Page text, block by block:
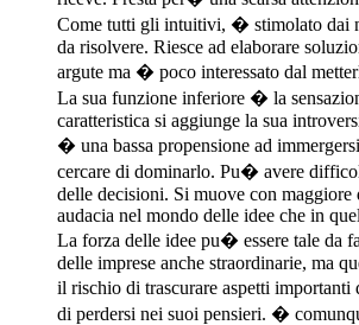
Come tutti gli intuitivi, � stimolato dai
da risolvere. Riesce ad elaborare
argute ma � poco interessato dal
La sua funzione inferiore � la
caratteristica si aggiunge la sua
� una bassa propensione ad
cercare di dominarlo. Pu� avere
delle decisioni. Si muove con maggiore
audacia nel mondo delle idee che in
La forza delle idee pu� essere tale da
delle imprese anche straordinarie, ma
il rischio di trascurare aspetti
di perdersi nei suoi pensieri. �